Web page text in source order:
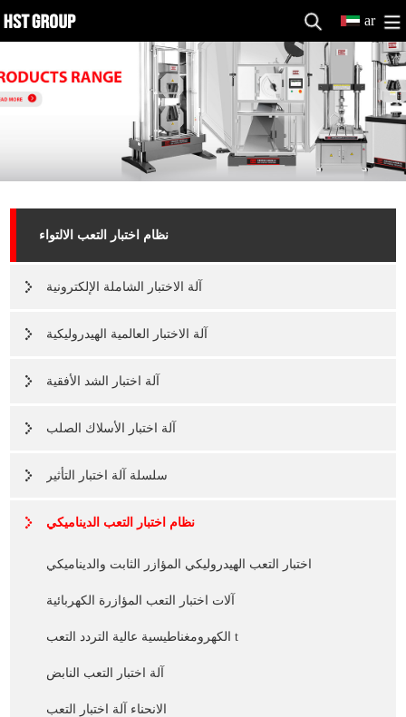
ar
نظام اختبار التعب الالتواء
آلة الاختبار الشاملة الإلكترونية
آلة الاختبار العالمية الهيدروليكية
آلة اختبار الشد الأفقية
آلة اختبار الأسلاك الصلب
سلسلة آلة اختبار التأثير
نظام اختبار التعب الديناميكي
اختبار التعب الهيدروليكي المؤازر الثابت والديناميكي
آلات اختبار التعب المؤازرة الكهربائية
الكهرومغناطيسية عالية التردد التعب t
آلة اختبار التعب النابض
الانحناء آلة اختبار التعب